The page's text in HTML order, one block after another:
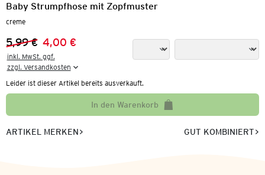
Baby Strumpfhose mit Zopfmuster
creme
Vorheriger Preis:
5,99 €
Neuer Preis:
4,00 €
inkl. MwSt. ggf.
zzgl. Versandkosten
Leider ist dieser Artikel bereits ausverkauft.
In den Warenkorb
ARTIKEL MERKEN GUT KOMBINIERT